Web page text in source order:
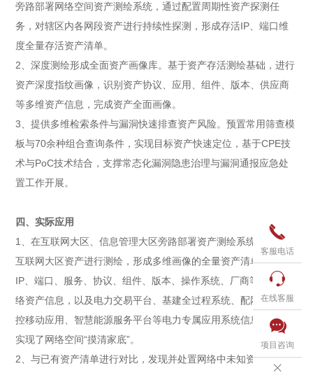
旁路部署网络空间资产测绘系统，通过配置周期性资产探测任
务，对辖区内各网段资产进行持续性探测，形成存活IP、端口维
度全量存活资产清单。
2、深度测绘形成全面资产画像库。基于资产存活测绘基础，进行
资产深度指纹画像，识别资产协议、应用、组件、版本、供应商
等多维资产信息，完成资产全面画像。
3、提供多维检索条件与漏洞快速排查资产风险。预置常用筛查模
板与70余种组合查询条件，实现目标资产快速定位，基于CPE技
术与PoC技术结合，支撑常态化漏洞隐患治理与漏洞通报应急处
置工作开展。
四、实际应用
1、在互联网大区、信息管理大区旁路部署资产测绘系统，每周对
互联网大区资产进行测绘，形成多维画像的全量资产清单，如
IP、端口、服务、协议、组件、版本、操作系统、厂商等通用网
络资产信息，以及电力交易平台、基建全过程系统、配网工程管
控移动应用、智慧能源服务平台等电力专属应用系统信息采集，
实现了网络空间“摸清家底”。
2、与已有资产清单进行对比，发现并处置网络中未知资产信息，

客服电话

在线客服

项目咨询
